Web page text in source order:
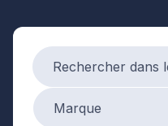
Search products
Marque
Marque